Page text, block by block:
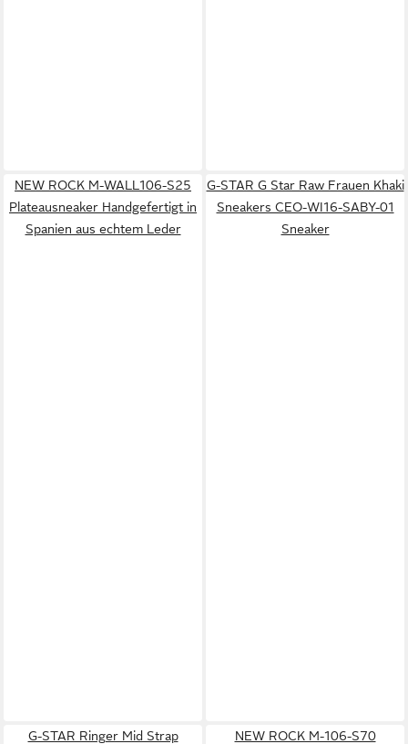
NEW ROCK M-WALL106-S25
Plateausneaker Handgefertigt in
Spanien aus echtem Leder
G-STAR G Star Raw Frauen Khaki
Sneakers CEO-WI16-SABY-01
Sneaker
G-STAR Ringer Mid Strap
NEW ROCK M-106-S70